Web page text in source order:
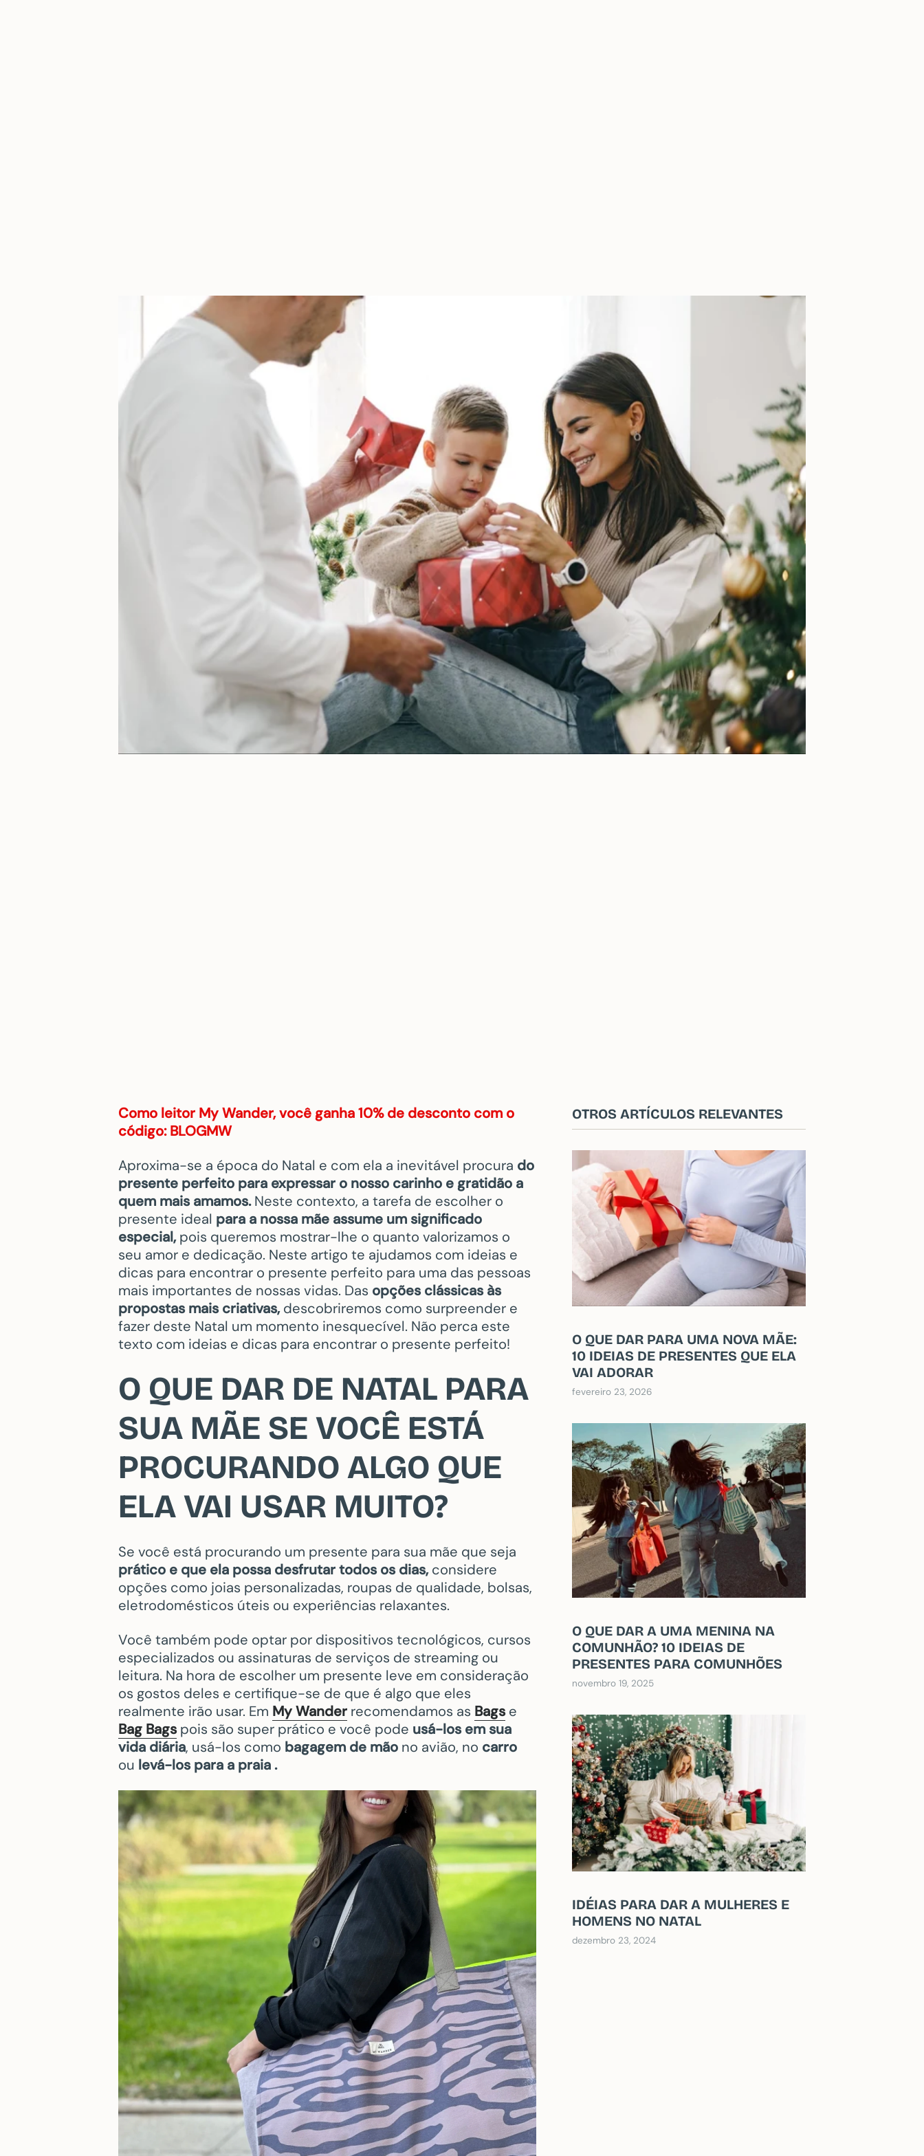
Como leitor My Wander, você ganha 10% de desconto com o
código: BLOGMW
Aproxima-se a época do Natal e com ela a inevitável procura do
presente perfeito para expressar o nosso carinho e gratidão a
quem mais amamos.Neste contexto, a tarefa de escolher o
presente ideal para a nossa mãe assume um significado
especial,pois queremos mostrar-lhe o quanto valorizamos o
seu amor e dedicação. Neste artigo te ajudamos com ideias e
dicas para encontrar o presente perfeito para uma das pessoas
mais importantes de nossas vidas. Das opções clássicas às
propostas mais criativas,descobriremos como surpreender e
fazer deste Natal um momento inesquecível. Não perca este
texto com ideias e dicas para encontrar o presente perfeito!
O QUE DAR DE NATAL PARA
SUA MÃE SE VOCÊ ESTÁ
PROCURANDO ALGO QUE
ELA VAI USAR MUITO?
Se você está procurando um presente para sua mãe que seja
prático e que ela possa desfrutar todos os dias,considere
opções como joias personalizadas, roupas de qualidade, bolsas,
eletrodomésticos úteis ou experiências relaxantes.
Você também pode optar por dispositivos tecnológicos, cursos
especializados ou assinaturas de serviços de streaming ou
leitura. Na hora de escolher um presente leve em consideração
os gostos deles e certifique-se de que é algo que eles
realmente irão usar. Em My Wander recomendamos as Bagse
Bag Bagspois são super prático e você pode usá-los em sua
vida diária, usá-los como bagagem de mão no avião, no carro
ou levá-los para a praia .
OTROS ARTÍCULOS RELEVANTES
O QUE DAR PARA UMA NOVA MÃE:
10 IDEIAS DE PRESENTES QUE ELA
VAI ADORAR
fevereiro 23, 2026
O QUE DAR A UMA MENINA NA
COMUNHÃO? 10 IDEIAS DE
PRESENTES PARA COMUNHÕES
novembro 19, 2025
IDÉIAS PARA DAR A MULHERES E
HOMENS NO NATAL
dezembro 23, 2024